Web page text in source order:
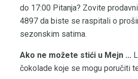
do 17:00 Pitanja? Zovite
4897 da biste se raspitali o
sezonskim satima.
Ako ne možete stići u Mejn ...
čokolade koje se mogu poručiti